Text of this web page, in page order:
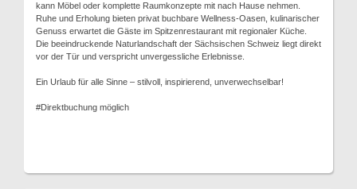
kann Möbel oder komplette Raumkonzepte mit nach Hause nehmen.
Ruhe und Erholung bieten privat buchbare Wellness-Oasen, kulinarischer
Genuss erwartet die Gäste im Spitzenrestaurant mit regionaler Küche.
Die beeindruckende Naturlandschaft der Sächsischen Schweiz liegt direkt
vor der Tür und verspricht unvergessliche Erlebnisse.
Ein Urlaub für alle Sinne – stilvoll, inspirierend, unverwechselbar!
#Direktbuchung möglich